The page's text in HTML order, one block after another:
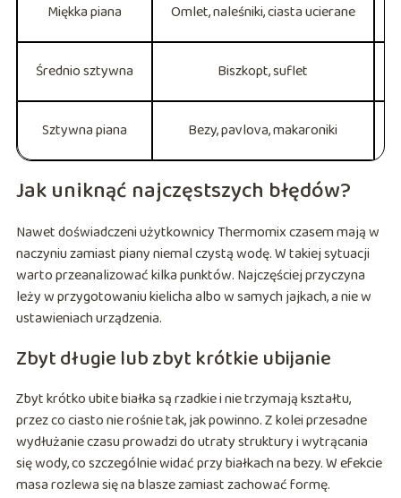
Miękka piana Omlet, naleśniki, ciasta ucierane
Średnio sztywna Biszkopt, suflet
Sztywna piana Bezy, pavlova, makaroniki
Jak uniknąć najczęstszych błędów?
Nawet doświadczeni użytkownicy Thermomix czasem mają w
naczyniu zamiast piany niemal czystą wodę. W takiej sytuacji
warto przeanalizować kilka punktów. Najczęściej przyczyna
leży w przygotowaniu kielicha albo w samych jajkach, a nie w
ustawieniach urządzenia.
Zbyt długie lub zbyt krótkie ubijanie
Zbyt krótko ubite białka są rzadkie i nie trzymają kształtu,
przez co ciasto nie rośnie tak, jak powinno. Z kolei przesadne
wydłużanie czasu prowadzi do utraty struktury i wytrącania
się wody, co szczególnie widać przy białkach na bezy. W efekcie
masa rozlewa się na blasze zamiast zachować formę.